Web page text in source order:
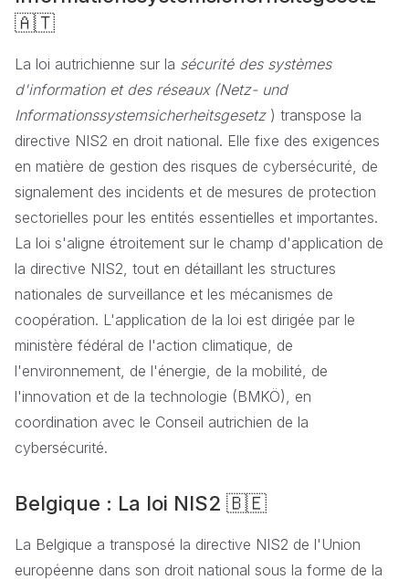
🇦🇹
La loi autrichienne sur la sécurité des systèmes
d'information et des réseaux (Netz- und
Informationssystemsicherheitsgesetz) transpose la
directive NIS2 en droit national. Elle fixe des exigences
en matière de gestion des risques de cybersécurité, de
signalement des incidents et de mesures de protection
sectorielles pour les entités essentielles et importantes.
La loi s'aligne étroitement sur le champ d'application de
la directive NIS2, tout en détaillant les structures
nationales de surveillance et les mécanismes de
coopération. L'application de la loi est dirigée par le
ministère fédéral de l'action climatique, de
l'environnement, de l'énergie, de la mobilité, de
l'innovation et de la technologie (BMKÖ), en
coordination avec le Conseil autrichien de la
cybersécurité.
Belgique : La loi NIS2 🇧🇪
La Belgique a transposé la directive NIS2 de l'Union
européenne dans son droit national sous la forme de la